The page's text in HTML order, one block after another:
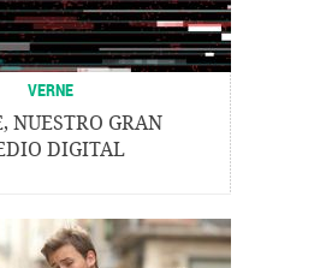
VERNE
NUESTRO GRAN
DIGITAL